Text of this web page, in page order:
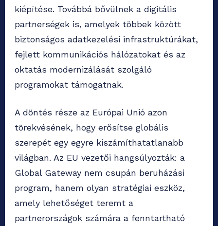
kiépítése. Továbbá bővülnek a digitális
partnerségek is, amelyek többek között
biztonságos adatkezelési infrastruktúrákat,
fejlett kommunikációs hálózatokat és az
oktatás modernizálását szolgáló
programokat támogatnak.
A döntés része az Európai Unió azon
törekvésének, hogy erősítse globális
szerepét egy egyre kiszámíthatatlanabb
világban. Az EU vezetői hangsúlyozták: a
Global Gateway nem csupán beruházási
program, hanem olyan stratégiai eszköz,
amely lehetőséget teremt a
partnerországok számára a fenntartható